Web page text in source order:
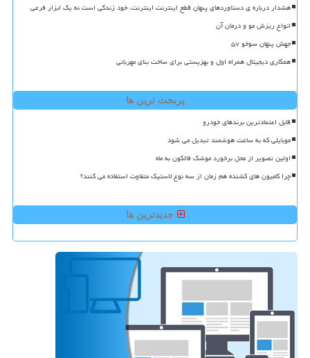
هشدار درباره ی دستاوردهای پنهان قطع اینترنت اینترنت، خود زندگی است نه یک ابزار فرعی
انواع ریزش مو و درمان آن
جهش پنهان سوخو ۵۷
همکاری دیجیتال همراه اول و بهزیستی برای ساخت بنای مهربانی
پربحث ترین ها
قابل اعتمادترین برندهای خودرو
موبایلی که به ساعت هوشمند تبدیل می شود
اولین تصویر از محل برخورد موشک فالکون به ماه
چرا کامیون های کشنده هم زمان از سه نوع لاستیک متفاوت استفاده می کنند؟
جدیدترین ها